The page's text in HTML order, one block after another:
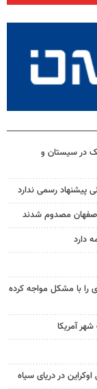
در سیستان و
پیشنهاد رسمی ندارد
دارد
را با مشکل مواجه کرده
آمریکا
در دریای سیاه